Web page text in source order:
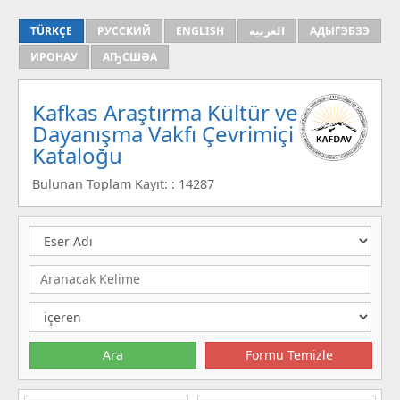
TÜRKÇE РУССКИЙ ENGLISH العربية
АДЫГЭБЗЭ
ИРОНАУ
АҦСШӘА
Kafkas Araştırma Kültür ve
Dayanışma Vakfı Çevrimiçi
Kataloğu
Bulunan Toplam Kayıt: : 14287